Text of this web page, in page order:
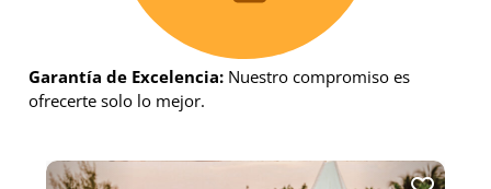
Garantía de Excelencia: Nuestro compromiso es
ofrecerte solo lo mejor.